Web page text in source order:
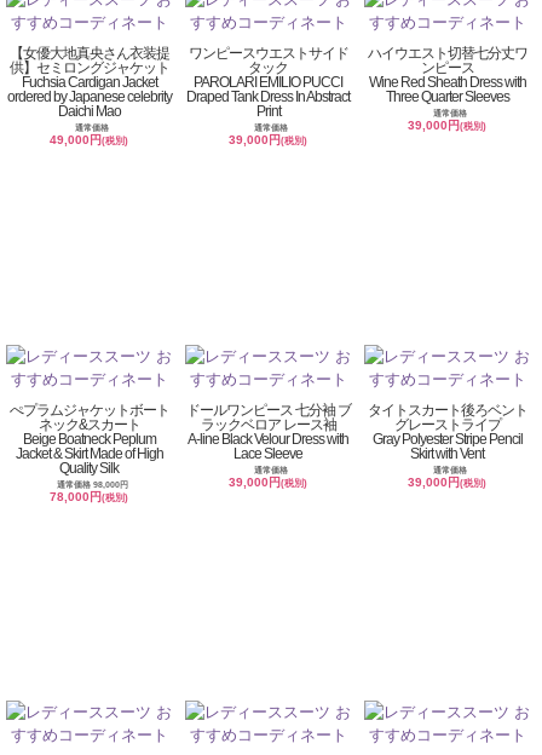
【女優大地真央さん衣装提
供】セミロングジャケット
Fuchsia Cardigan Jacket
ordered by Japanese celebrity
Daichi Mao
通常価格
49,000円(税別)
ワンピースウエストサイド
タック
PAROLARI EMILIO PUCCI
Draped Tank Dress In Abstract
Print
通常価格
39,000円(税別)
ハイウエスト切替七分丈ワ
ンピース
Wine Red Sheath Dress with
Three Quarter Sleeves
通常価格
39,000円(税別)
ぺプラムジャケットボート
ネック&スカート
Beige Boatneck Peplum
Jacket & Skirt Made of High
Quality Silk
通常価格 98,000円
78,000円(税別)
ドールワンピース 七分袖 ブ
ラックベロア レース袖
A-line Black Velour Dress with
Lace Sleeve
通常価格
39,000円(税別)
タイトスカート後ろベント
グレーストライプ
Gray Polyester Stripe Pencil
Skirt with Vent
通常価格
39,000円(税別)